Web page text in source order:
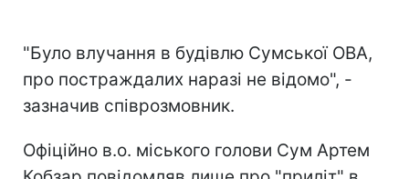
"Було влучання в будівлю Сумської ОВА,
про постраждалих наразі не відомо", -
зазначив співрозмовник.
Офіційно в.о. міського голови Сум Артем